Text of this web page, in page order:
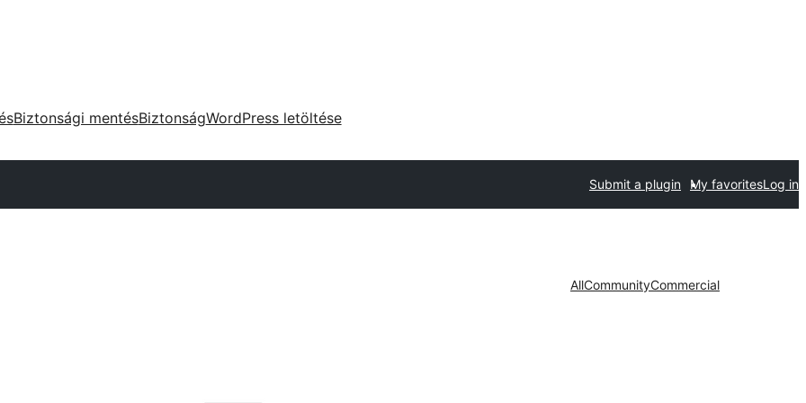
Biztonsági mentésBiztonságWordPress letöltése
Submit a plugin My favoritesLog in
AllCommunityCommercial